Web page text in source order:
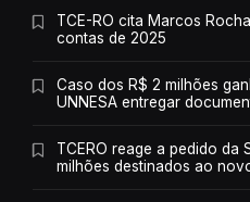
TCE-RO cita Marcos
contas de 2025
Caso dos R$ 2 milhões
UNNESA entregar
TCERO reage a pedido da
milhões destinados ao